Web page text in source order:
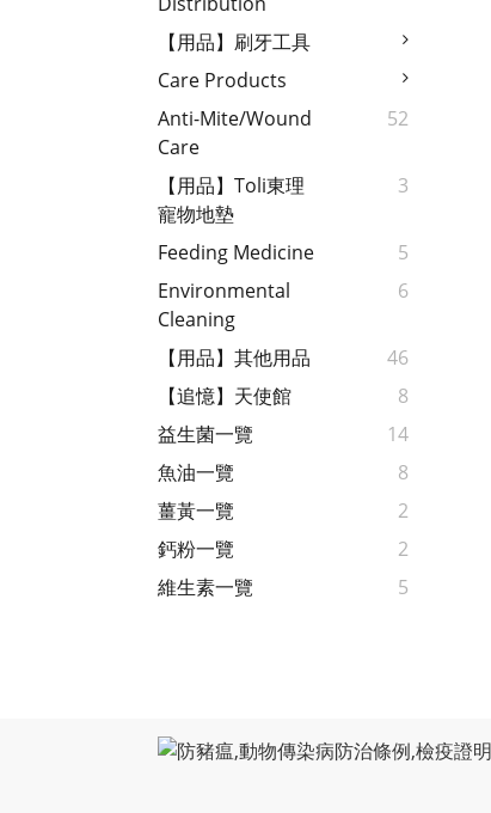
【用品】刷牙工具
Care Products
Anti-Mite/wound
Care
52
【用品】Toli東理
寵物地墊
3
Feeding Medicine
5
Environmental
Cleaning
6
【用品】其他用品
46
【追憶】天使館
8
益生菌一覽
14
魚油一覽
8
薑黃一覽
2
鈣粉一覽
2
維生素一覽
5